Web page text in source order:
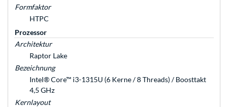
Formfaktor
HTPC
Prozessor
Architektur
Raptor Lake
Bezeichnung
Intel® Core™ i3-1315U (6 Kerne / 8 Threads) / Boosttakt
4,5 GHz
Kernlayout